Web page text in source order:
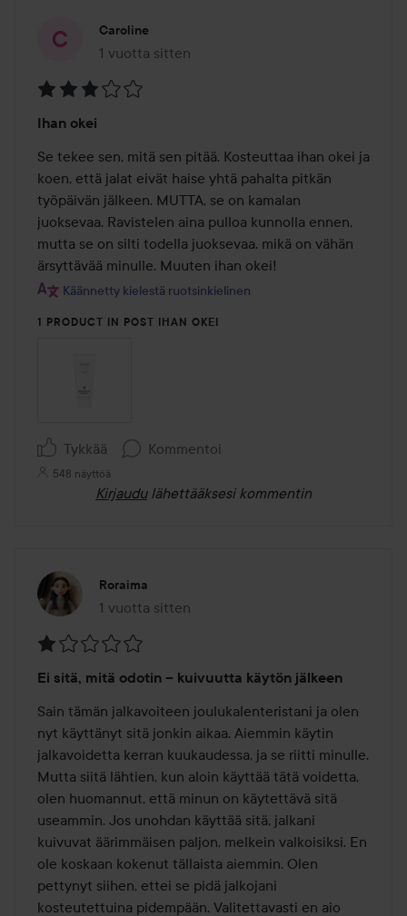
Caroline
1 vuotta sitten
Viesti luotiin 1 vuotta sitten
3
/
5
Ihan okei
Se tekee sen, mitä sen pitää. Kosteuttaa ihan okei ja
koen, että jalat eivät haise yhtä pahalta pitkän
työpäivän jälkeen. MUTTA, se on kamalan
juoksevaa. Ravistelen aina pulloa kunnolla ennen,
mutta se on silti todella juoksevaa. mikä on vähän
ärsyttävää minulle. Muuten ihan okei!
Käännetty kielestä ruotsinkielinen
1 PRODUCT IN POST IHAN OKEI
Tykkää Kommentoi
548 näyttöä
Kirjaudu lähettääksesi kommentin
Roraima
1 vuotta sitten
Viesti luotiin 1 vuotta sitten
1
/
5
Ei sitä, mitä odotin – kuivuutta käytön jälkeen
Sain tämän jalkavoiteen joulukalenteristani ja olen
nyt käyttänyt sitä jonkin aikaa. Aiemmin käytin
jalkavoidetta kerran kuukaudessa, ja se riitti minulle.
Mutta siitä lähtien, kun aloin käyttää tätä voidetta,
olen huomannut, että minun on käytettävä sitä
useammin. Jos unohdan käyttää sitä, jalkani
kuivuvat äärimmäisen paljon, melkein valkoisiksi. En
ole koskaan kokenut tällaista aiemmin. Olen
pettynyt siihen, ettei se pidä jalkojani
kosteutettuina pidempään. Valitettavasti en aio